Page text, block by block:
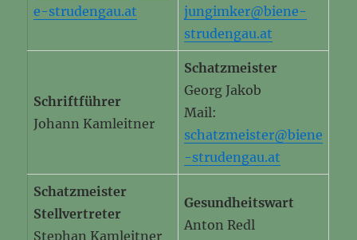
e-strudengau.at
jungimker@biene-
strudengau.at
Schriftführer
Johann Kamleitner
Schatzmeister
Georg Jakob
Mail:
schatzmeister@biene
-strudengau.at
Schatzmeister
Stellvertreter
Stephan Kamleitner
Gesundheitswart
Anton Redl